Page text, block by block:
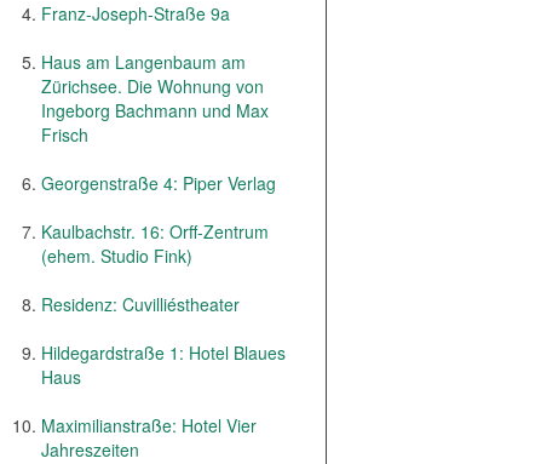
Franz-Joseph-Straße 9a
Haus am Langenbaum am
Zürichsee. Die Wohnung von
Ingeborg Bachmann und Max
Frisch
Georgenstraße 4: Piper Verlag
Kaulbachstr. 16: Orff-Zentrum
(ehem. Studio Fink)
Residenz: Cuvilliéstheater
Hildegardstraße 1: Hotel Blaues
Haus
Maximilianstraße: Hotel Vier
Jahreszeiten